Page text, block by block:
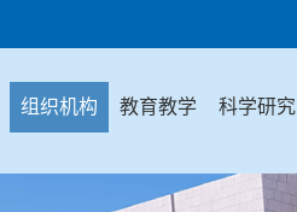
组织机构 教育教学 科学研究